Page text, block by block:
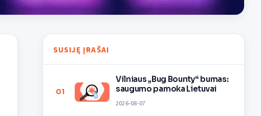
SUSIJĘ ĮRAŠAI
01
Vilniaus „Bug Bounty“ bumas:
saugumo pamoka Lietuvai
2026-08-07